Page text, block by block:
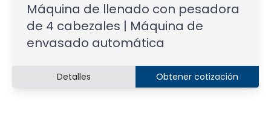
Máquina de llenado con pesadora
de 4 cabezales | Máquina de
envasado automática
Detalles Obtener cotización